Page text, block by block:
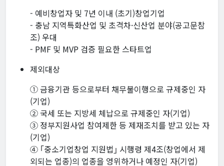
- 예비창업자 및 7년 이내 (초기)창업기업
- 충남 지역특화산업 및 초격차·신산업 분야(공고문참
조) 우대
- PMF 및 MVP 검증 필요한 스타트업
제외대상
① 금융기관 등으로부터 채무불이행으로 규제중인 자
(기업)
② 국세 또는 지방세 체납으로 규제중인 자(기업)
③ 정부지원사업 참여제한 등 제재조치를 받고 있는 자
(기업)
④ ｢중소기업창업 지원법｣ 시행령 제4조(창업에서 제
외되는 업종)의 업종을 영위하거나 예정인 자(기업)